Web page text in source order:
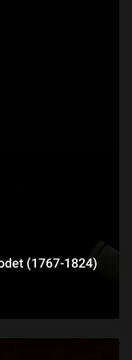
de la
collection Torlonia »
un héritage antique »
The Met au Louvre »
Objets d'artistes »
(1767-1824)